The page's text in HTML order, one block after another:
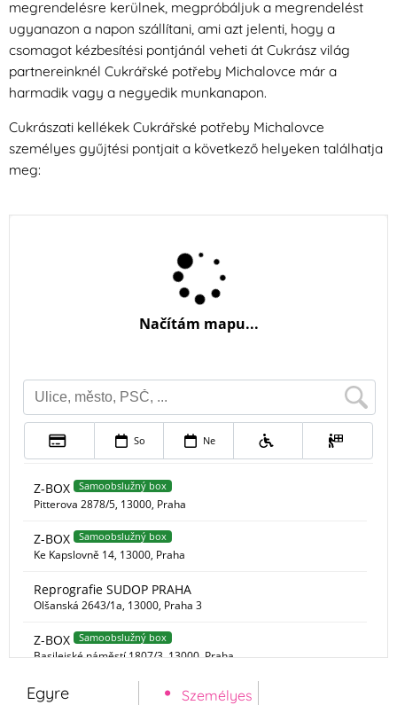
megrendelésre kerülnek, megpróbáljuk a megrendelést
ugyanazon a napon szállítani, ami azt jelenti, hogy a
csomagot kézbesítési pontjánál veheti át Cukrász világ
partnereinknél Cukrářské potřeby Michalovce már a
harmadik vagy a negyedik munkanapon.
Cukrászati kellékek Cukrářské potřeby Michalovce
személyes gyűjtési pontjait a következő helyeken találhatja
meg:
Egyre
Személyes